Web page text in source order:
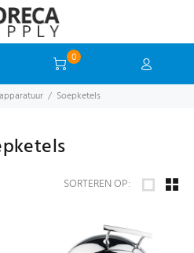
0
Soepketels
SORTEREN OP: